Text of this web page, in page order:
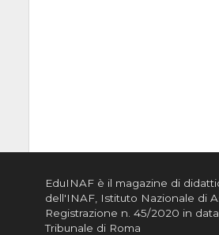
EduINAF è il magazine di
dell'INAF, Istituto Nazionale di
Registrazione n. 45/2020 in
Tribunale di Roma